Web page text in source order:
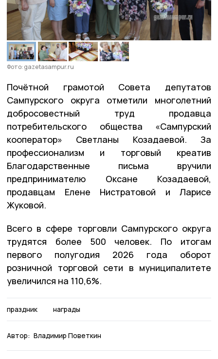
Фото: gazetasampur.ru
Почётной грамотой Совета депутатов
Сампурского округа отметили многолетний
добросовестный труд продавца
потребительского общества «Сампурский
кооператор» Светланы Козадаевой. За
профессионализм и торговый креатив
Благодарственные письма вручили
предпринимателю Оксане Козадаевой,
продавцам Елене Нистратовой и Ларисе
Жуковой.
Всего в сфере торговли Сампурского округа
трудятся более 500 человек. По итогам
первого полугодия 2026 года оборот
розничной торговой сети в муниципалитете
увеличился на 110,6%.
праздник награды
Автор: Владимир Поветкин